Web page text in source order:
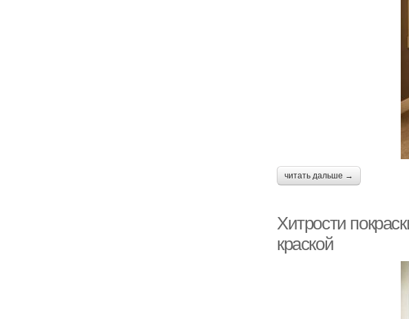
читать дальше →
Хитрости
краской